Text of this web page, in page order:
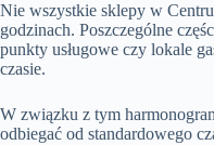
Nie wszystkie sklepy w
godzinach. Poszczególne
punkty usługowe czy lokale
czasie.
W związku z tym
odbiegać od standardowego